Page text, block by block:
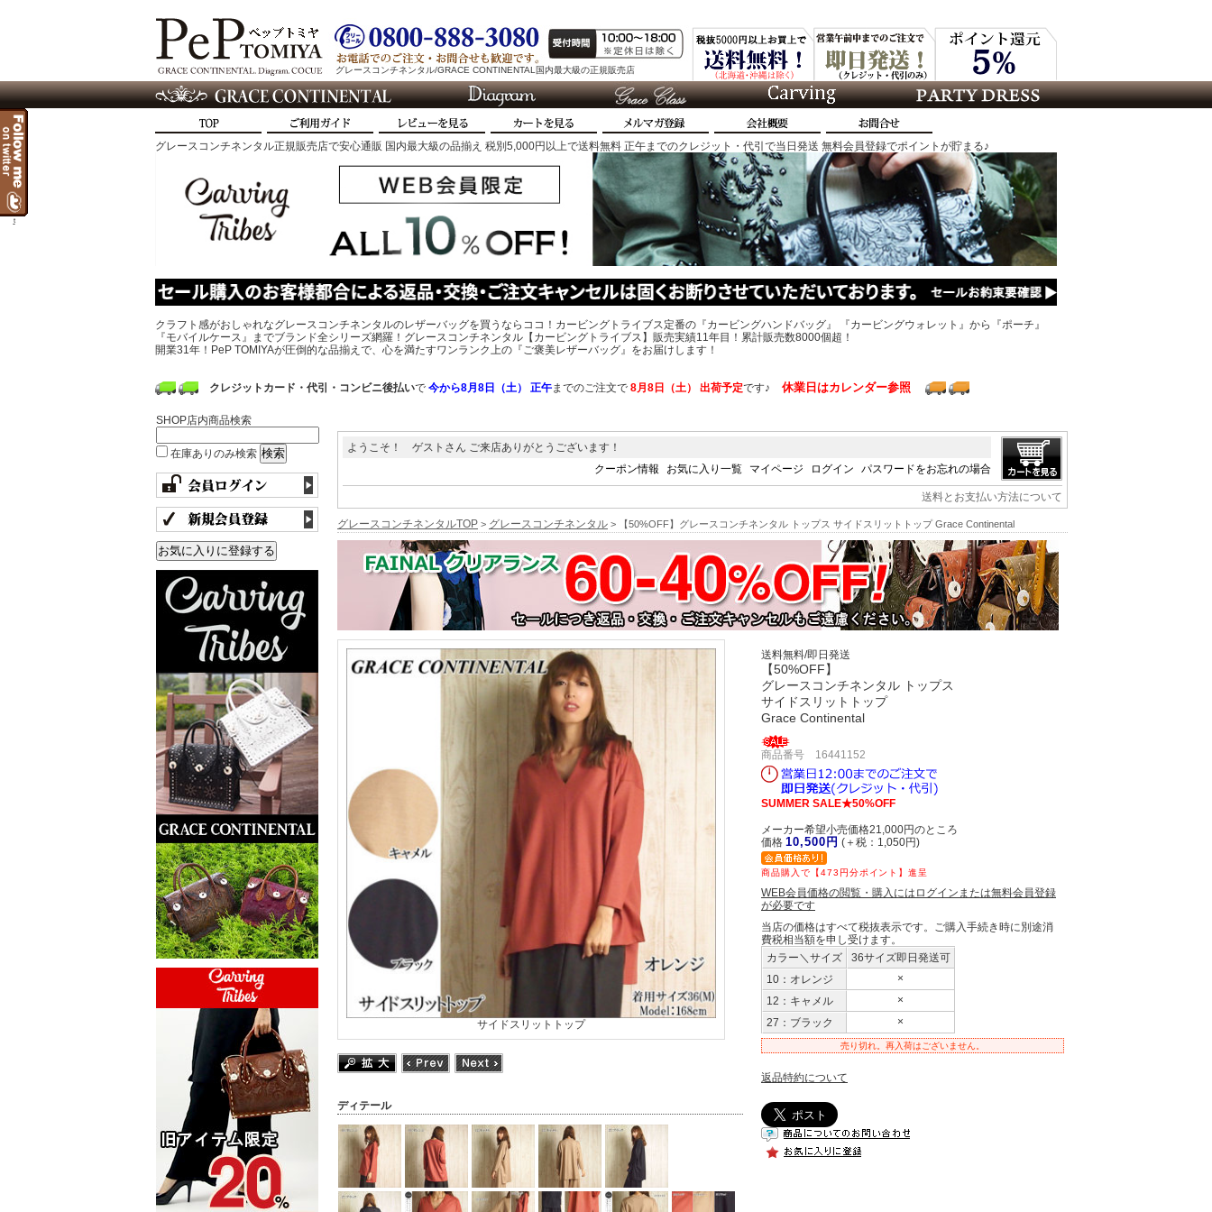
グレースコンチネンタル/GRACE CONTINENTAL国内最大級の正規販売店
グレースコンチネンタル正規販売店で安心通販 国内最大級の品揃え 税別5,000円以上で送料無料 正午までのクレジット・代引で当日発送 無料会員登録でポイントが貯まる♪
クラフト感がおしゃれなグレースコンチネンタルのレザーバッグを買うならココ！カービングトライブス定番の『カービングハンドバッグ』 『カービングウォレット』から『ポーチ』
『モバイルケース』までブランド全シリーズ網羅！グレースコンチネンタル【カービングトライブス】販売実績11年目！累計販売数8000個超！
開業31年！PeP TOMIYAが圧倒的な品揃えで、心を満たすワンランク上の『ご褒美レザーバッグ』をお届けします！
クレジットカード・代引・コンビニ後払いで今から8月8日（土） 正午までのご注文で8月8日（土） 出荷予定です♪ 休業日はカレンダー参照
SHOP店内商品検索
在庫ありのみ検索
t
ようこそ！ ゲストさん ご来店ありがとうございます！
クーポン情報
お気に入り一覧 マイページ ログイン パスワードをお忘れの場合
送料とお支払い方法について
グレースコンチネンタルTOP > グレースコンチネンタル > 【50%OFF】グレースコンチネンタル トップス サイドスリットトップ Grace Continental
送料無料/即日発送
【50%OFF】
グレースコンチネンタル トップス
サイドスリットトップ
Grace Continental
商品番号 16441152
SUMMER SALE★50%OFF
メーカー希望小売価格21,000円のところ
価格 10,500円 (＋税：1,050円)
商品購入で【473円分ポイント】進呈
WEB会員価格の閲覧・購入にはログインまたは無料会員登録
が必要です
当店の価格はすべて税抜表示です。ご購入手続き時に別途消
費税相当額を申し受けます。
カラー＼サイズ
36サイズ即日発送可
10：オレンジ
×
12：キャメル
×
27：ブラック
×
売り切れ。再入荷はございません。
返品特約について
サイドスリットトップ
ディテール